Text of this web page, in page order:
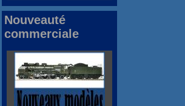
Nouveauté
commerciale